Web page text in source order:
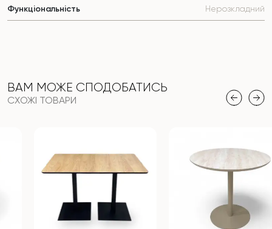
Функціональність Нерозкладний
ВАМ МОЖЕ СПОДОБАТИСЬ
СХОЖІ ТОВАРИ